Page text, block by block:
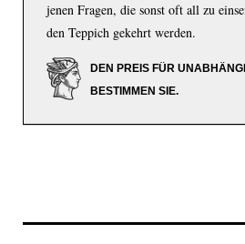
jenen Fragen, die sonst oft all zu
den Teppich gekehrt werden.
DEN PREIS FÜR
BESTIMMEN SIE.